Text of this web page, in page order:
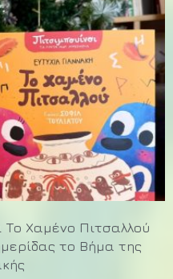
Χαμένο Πιτσαλλού
το Βήμα της